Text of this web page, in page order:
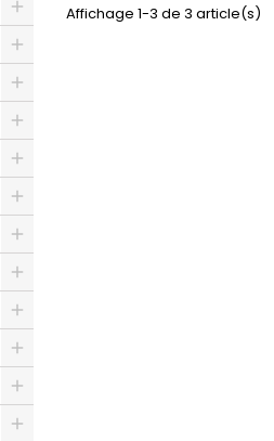
Affichage 1-3 de 3 article(s)